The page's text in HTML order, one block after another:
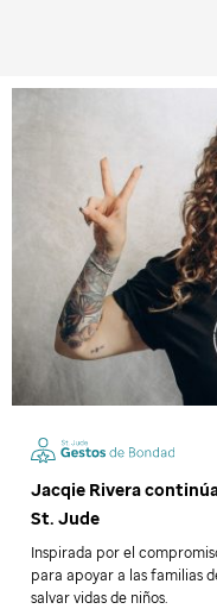
Jacqie Rivera
St. Jude
Inspirada por el
para apoyar a las familias
salvar vidas de niños.